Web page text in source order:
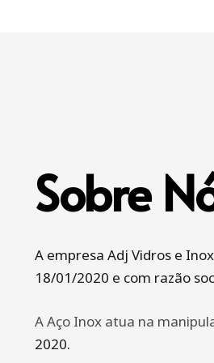
Sobre
A empresa Adj Vidros e
18/01/2020 e com razão
A Aço Inox atua na
2020.